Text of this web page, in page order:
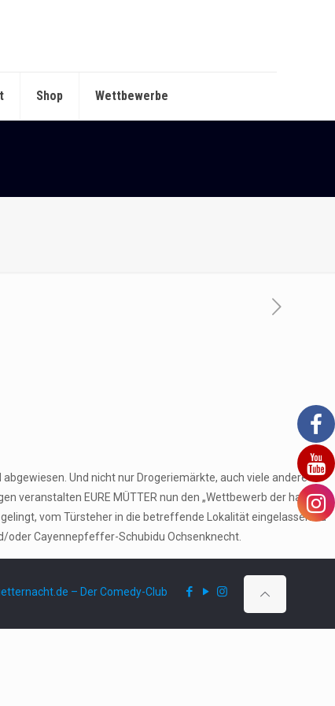
Shop Wettbewerbe
Und nicht nur Drogeriemärkte, auch viele andere
veranstalten EURE MÜTTER nun den „Wettbewerb der harten
vom Türsteher in die betreffende Lokalität eingelassen zu
oder Cayennepfeffer-Schubidu Ochsenknecht.
– Der Comedy-Club